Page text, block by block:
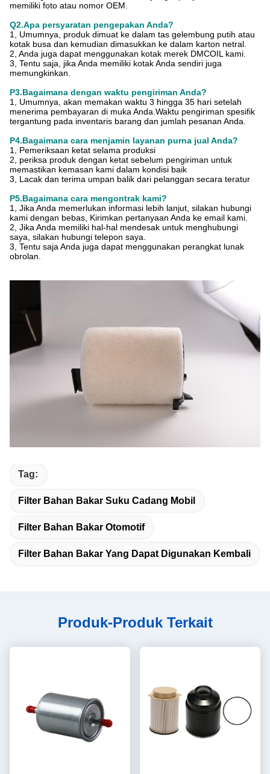
memiliki foto atau nomor OEM.
Q2.Apa persyaratan pengepakan Anda?
1, Umumnya, produk dimuat ke dalam tas gelembung putih atau
kotak busa dan kemudian dimasukkan ke dalam karton netral.
2, Anda juga dapat menggunakan kotak merek DMCOIL kami.
3, Tentu saja, jika Anda memiliki kotak Anda sendiri juga
memungkinkan.
P3.Bagaimana dengan waktu pengiriman Anda?
1, Umumnya, akan memakan waktu 3 hingga 35 hari setelah
menerima pembayaran di muka Anda.Waktu pengiriman spesifik
tergantung pada inventaris barang dan jumlah pesanan Anda.
P4.Bagaimana cara menjamin layanan purna jual Anda?
1, Pemeriksaan ketat selama produksi
2, periksa produk dengan ketat sebelum pengiriman untuk
memastikan kemasan kami dalam kondisi baik
3, Lacak dan terima umpan balik dari pelanggan secara teratur
P5.Bagaimana cara mengontrak kami?
1, Jika Anda memerlukan informasi lebih lanjut, silakan hubungi
kami dengan bebas, Kirimkan pertanyaan Anda ke email kami.
2, Jika Anda memiliki hal-hal mendesak untuk menghubungi
saya, silakan hubungi telepon saya.
3, Tentu saja Anda juga dapat menggunakan perangkat lunak
obrolan.
Tag:
Filter Bahan Bakar Suku Cadang Mobil
Filter Bahan Bakar Otomotif
Filter Bahan Bakar Yang Dapat Digunakan Kembali
Produk-Produk Terkait